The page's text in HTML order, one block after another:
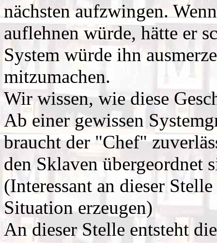
nächsten aufzwingen.
auflehnen würde, hätte er
System würde ihn
mitzumachen.
Wir wissen, wie diese
Ab einer gewissen
braucht der "Chef"
den Sklaven übergeordnet
(Interessant an dieser
Situation erzeugen)
An dieser Stelle entsteht